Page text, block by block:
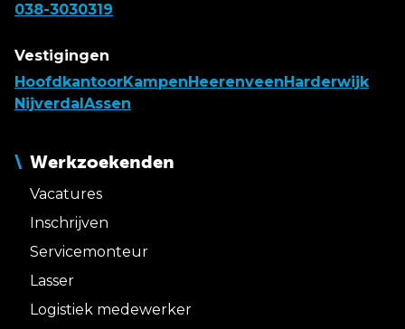
038-3030319
Vestigingen
HoofdkantoorKampen Heerenveen Harderwijk
Nijverdal Assen
Werkzoekenden
Vacatures
Inschrijven
Servicemonteur
Lasser
Logistiek medewerker